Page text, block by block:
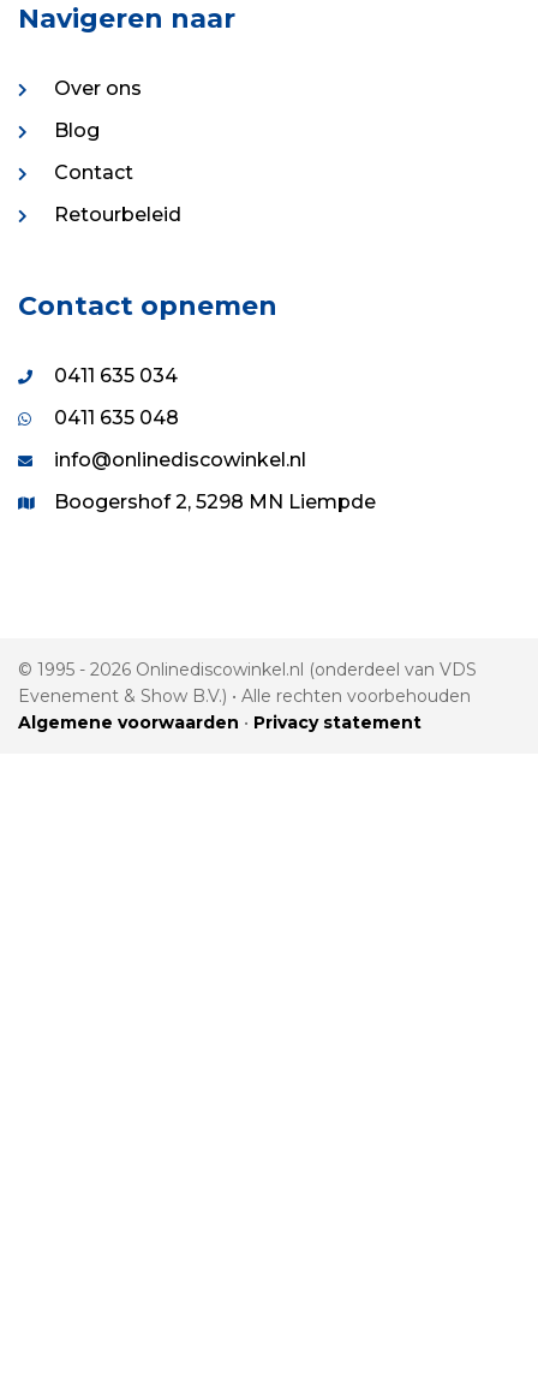
Navigeren naar
Over ons
Blog
Contact
Retourbeleid
Contact opnemen
0411 635 034
0411 635 048
info@onlinediscowinkel.nl
Boogershof 2, 5298 MN Liempde
© 1995 - 2026 Onlinediscowinkel.nl (onderdeel van VDS
Evenement & Show B.V.) • Alle rechten voorbehouden
Algemene voorwaarden • Privacy statement